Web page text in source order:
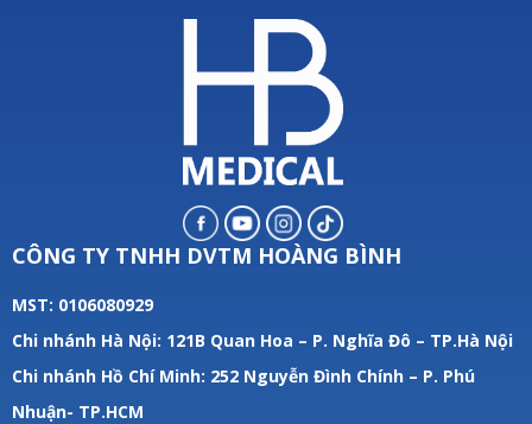
CÔNG TY TNHH DVTM HOÀNG BÌNH
MST: 0106080929
Chi nhánh Hà Nội: 121B Quan Hoa – P. Nghĩa Đô – TP.Hà Nội
Chi nhánh Hồ Chí Minh: 252 Nguyễn Đình Chính – P. Phú
Nhuận- TP.HCM